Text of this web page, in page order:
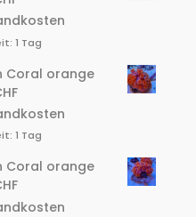
1 Tag
Coral orange
1 Tag
Coral orange